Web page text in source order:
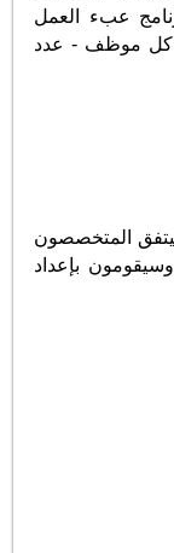
عبء العمل
كل موظف - عدد
المتخصصون
بإعداد